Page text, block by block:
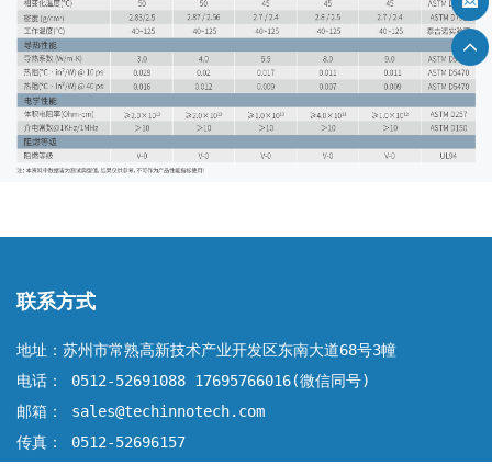
联系方式
地址：苏州市常熟高新技术产业开发区东南大道68号3幢
电话： 0512-52691088 17695766016(微信同号)
邮箱： sales@techinnotech.com
传真： 0512-52696157